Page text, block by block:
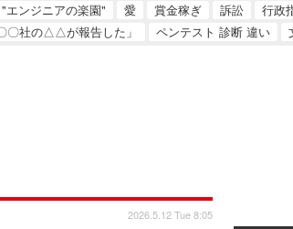
"エンジニアの楽園" 愛 賞金稼ぎ 訴訟 行政
〇社の△△が報告した」
ペンテスト 診断 違い
2026.5.12 Tue 8:05